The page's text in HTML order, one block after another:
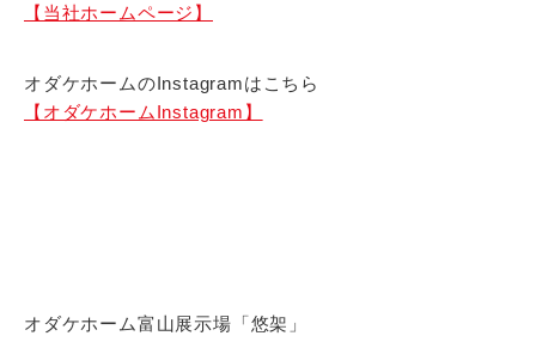
【当社ホームページ】
オダケホームのInstagramはこちら
【オダケホームInstagram】
オダケホーム富山展示場「悠架」